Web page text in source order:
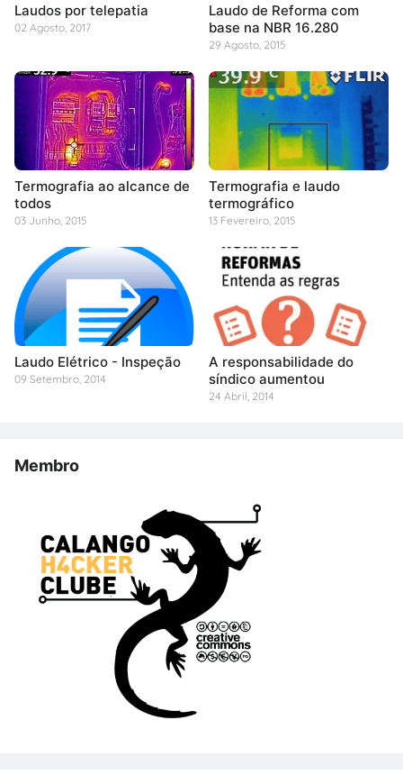
Laudos por telepatia
02 Agosto, 2017
Laudo de Reforma com
base na NBR 16.280
29 Agosto, 2015
Termografia ao alcance de
todos
03 Junho, 2015
Termografia e laudo
termográfico
13 Fevereiro, 2015
Laudo Elétrico - Inspeção
09 Setembro, 2014
A responsabilidade do
síndico aumentou
24 Abril, 2014
Membro